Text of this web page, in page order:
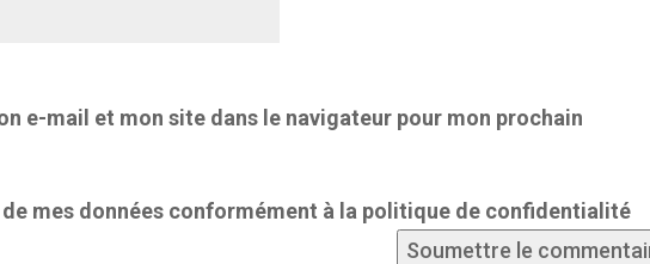
e-mail et mon site dans le navigateur pour mon prochain
mes données conformément à la politique de confidentialité
Soumettre le